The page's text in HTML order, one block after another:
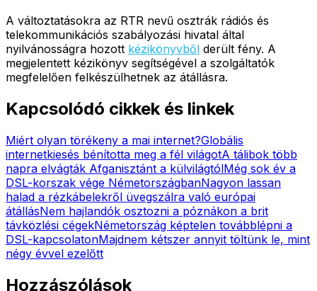
A változtatásokra az RTR nevű osztrák rádiós és
telekommunikációs szabályozási hivatal által
nyilvánosságra hozott kézikönyvből derült fény. A
megjelentett kézikönyv segítségével a szolgáltatók
megfelelően felkészülhetnek az átállásra.
Kapcsolódó cikkek és linkek
Miért olyan törékeny a mai internet?Globális
internetkiesés bénította meg a fél világotA tálibok több
napra elvágták Afganisztánt a külvilágtólMég sok év a
DSL-korszak vége NémetországbanNagyon lassan
halad a rézkábelekről üvegszálra való európai
átállásNem hajlandók osztozni a póznákon a brit
távközlési cégekNémetország képtelen továbblépni a
DSL-kapcsolatonMajdnem kétszer annyit töltünk le, mint
négy évvel ezelőtt
Hozzászólások